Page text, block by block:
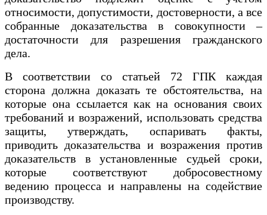
относимости, допустимости, достоверности, а все
собранные доказательства в совокупности –
достаточности для разрешения гражданского
дела.
В соответствии со статьей 72 ГПК каждая
сторона должна доказать те обстоятельства, на
которые она ссылается как на основания своих
требований и возражений, использовать средства
защиты, утверждать, оспаривать факты,
приводить доказательства и возражения против
доказательств в установленные судьей сроки,
которые соответствуют добросовестному
ведению процесса и направлены на содействие
производству.